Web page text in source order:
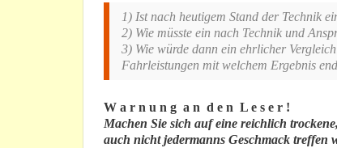
1) Ist nach heutigem Stand der Technik
2) Wie müsste ein nach Technik und
3) Wie würde dann ein ehrlicher
Fahrleistungen mit welchem Ergebnis
W a r n u n g a n d e n L e s e r !
Machen Sie sich auf eine reichlich
auch nicht jedermanns Geschmack treffen